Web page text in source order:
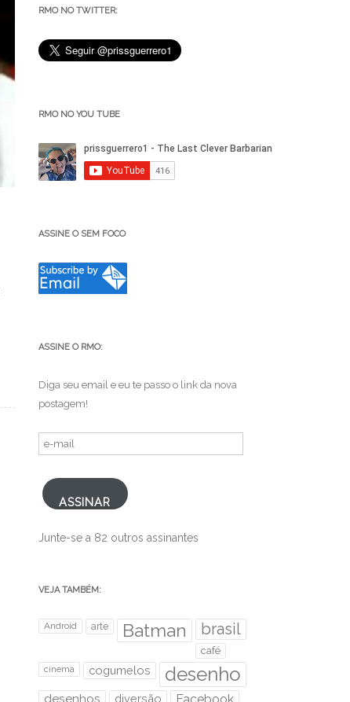
RMO NO TWITTER:
RMO NO YOU TUBE
ASSINE O SEM FOCO
ASSINE O RMO:
Diga seu email e eu te passo o link da nova
postagem!
e-
mail
ASSINAR
Junte-se a 82 outros assinantes
VEJA TAMBÉM:
Android arte Batman brasil
café
cinema cogumelos desenho
desenhos diversão Facebook